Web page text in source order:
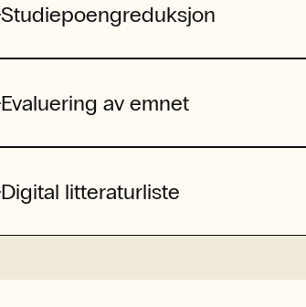
Studiepoengreduksjon
Evaluering av emnet
Digital litteraturliste